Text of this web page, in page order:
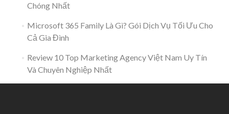
Chóng Nhất
Microsoft 365 Family Là Gì? Gói Dịch Vụ Tối Ưu Cho
Cả Gia Đình
Review 10 Top Marketing Agency Việt Nam Uy Tín
Và Chuyên Nghiệp Nhất